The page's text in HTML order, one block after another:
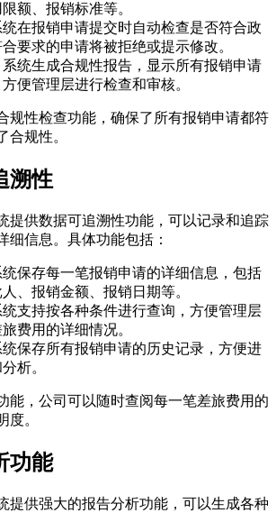
额、报销标准等。
统在报销申请提交时自动检查是否符合政
要求的申请将被拒绝或提示修改。
系统生成合规性报告，显示所有报销申请
便管理层进行检查和审核。
规性检查功能，确保了所有报销申请都符
合规性。
溯性
提供数据可追溯性功能，可以记录和追踪
细信息。具体功能包括：
统保存每一笔报销申请的详细信息，包括
、报销金额、报销日期等。
统支持按各种条件进行查询，方便管理层
费用的详细情况。
统保存所有报销申请的历史记录，方便进
析。
能，公司可以随时查阅每一笔差旅费用的
度。
功能
提供强大的报告分析功能，可以生成各种